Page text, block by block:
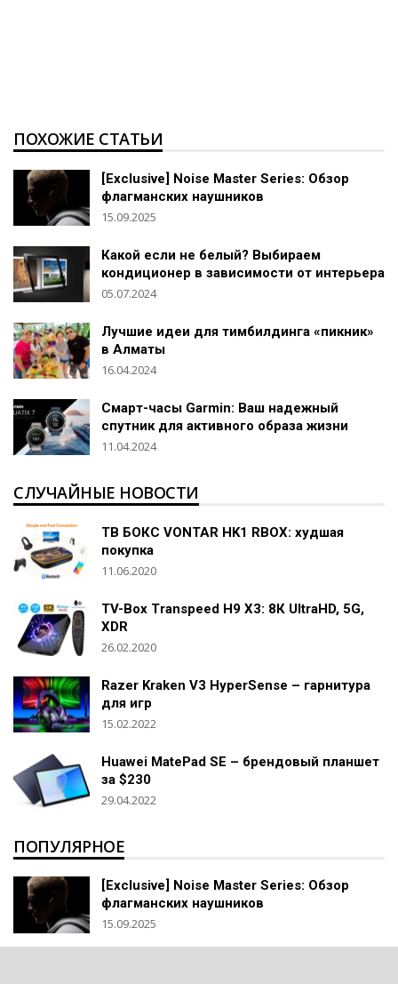
ПОХОЖИЕ СТАТЬИ
[Exclusive] Noise Master Series: Обзор
флагманских наушников
15.09.2025
Какой если не белый? Выбираем
кондиционер в зависимости от интерьера
05.07.2024
Лучшие идеи для тимбилдинга «пикник»
в Алматы
16.04.2024
Смарт-часы Garmin: Ваш надежный
спутник для активного образа жизни
11.04.2024
СЛУЧАЙНЫЕ НОВОСТИ
ТВ БОКС VONTAR HK1 RBOX: худшая
покупка
11.06.2020
TV-Box Transpeed H9 X3: 8К UltraHD, 5G,
XDR
26.02.2020
Razer Kraken V3 HyperSense – гарнитура
для игр
15.02.2022
Huawei MatePad SE – брендовый планшет
за $230
29.04.2022
ПОПУЛЯРНОЕ
[Exclusive] Noise Master Series: Обзор
флагманских наушников
15.09.2025